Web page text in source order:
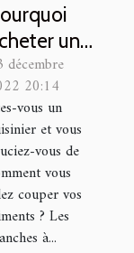
une
à
: 2
?
décembre
20:14
vous un
et vous
vous de
vous
couper vos
? Les
à...